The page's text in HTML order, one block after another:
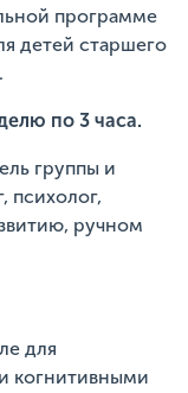
программе
детей старшего
по 3 часа.
группы и
психолог,
ручном
для
когнитивными